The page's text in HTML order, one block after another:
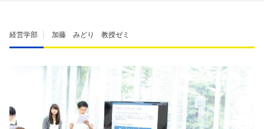
経営学部 加藤 みどり 教授ゼミ